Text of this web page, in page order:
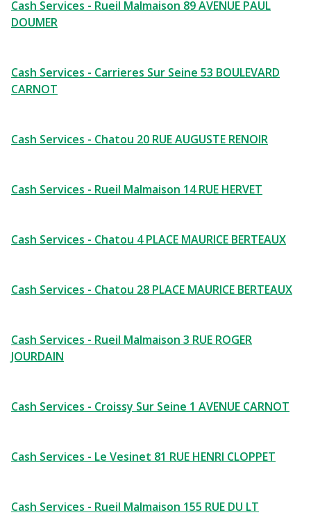
Cash Services - Rueil Malmaison 89 AVENUE PAUL
DOUMER
Cash Services - Carrieres Sur Seine 53 BOULEVARD
CARNOT
Cash Services - Chatou 20 RUE AUGUSTE RENOIR
Cash Services - Rueil Malmaison 14 RUE HERVET
Cash Services - Chatou 4 PLACE MAURICE BERTEAUX
Cash Services - Chatou 28 PLACE MAURICE BERTEAUX
Cash Services - Rueil Malmaison 3 RUE ROGER
JOURDAIN
Cash Services - Croissy Sur Seine 1 AVENUE CARNOT
Cash Services - Le Vesinet 81 RUE HENRI CLOPPET
Cash Services - Rueil Malmaison 155 RUE DU LT